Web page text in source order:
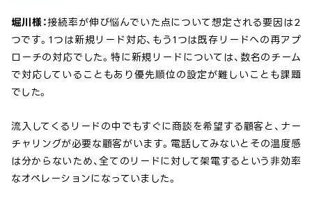
堀川様：接続率が伸び悩んでいた点について想定される要因は2
つです。1つは新規リード対応、もう1つは既存リードへの再アプ
ローチの対応でした。特に新規リードについては、数名のチーム
で対応していることもあり優先順位の設定が難しいことも課題
でした。
流入してくるリードの中でもすぐに商談を希望する顧客と、ナー
チャリングが必要な顧客がいます。電話してみないとその温度感
は分からないため、全てのリードに対して架電するという非効率
なオペレーションになっていました。